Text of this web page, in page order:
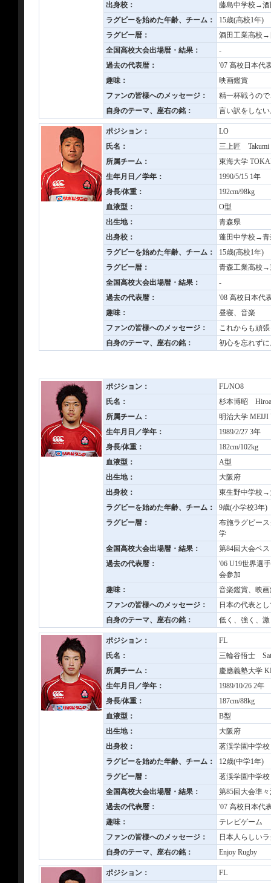
出身校：
藤島中学校→
ラグビーを始めた年齢、チーム：
15歳(高校1年)
ラグビー暦：
酒田工業高校→
全国高校大会出場暦・結果：
-
過去の代表暦：
'07 高校日本代
趣味：
映画鑑賞
ファンの皆様へのメッセージ：
精一杯戦うの
自身のテーマ、座右の銘：
言い訳をしな
ポジション：
LO
氏名：
三上匠
所属チーム：
東海大学
生年月日／学年：
1990/5/15 1年
身長/体重：
192cm/98kg
血液型：
O型
出生地：
青森県
出身校：
蓬田中学校→
ラグビーを始めた年齢、チーム：
15歳(高校1年)
ラグビー暦：
青森工業高校→
全国高校大会出場暦・結果：
-
過去の代表暦：
'08 高校日本代
趣味：
昼寝、音楽
ファンの皆様へのメッセージ：
これからも頑
自身のテーマ、座右の銘：
初心を忘れず
ポジション：
FL/NO8
氏名：
杉本博昭
所属チーム：
明治大学 MEIJI
生年月日／学年：
1989/2/27 3年
身長/体重：
182cm/102kg
血液型：
A型
出生地：
大阪府
出身校：
東生野中学校
ラグビーを始めた年齢、チーム：
9歳(小学校3年
ラグビー暦：
布施ラグビー
学
全国高校大会出場暦・結果：
第84回大会ベ
過去の代表暦：
'06 U19世界選
会参加
趣味：
音楽鑑賞、映
ファンの皆様へのメッセージ：
日本の代表と
自身のテーマ、座右の銘：
低く、強く、
ポジション：
FL
氏名：
三輪谷悟士
所属チーム：
慶應義塾大学
生年月日／学年：
1989/10/26 2年
身長/体重：
187cm/88kg
血液型：
B型
出生地：
大阪府
出身校：
茗渓学園中学
ラグビーを始めた年齢、チーム：
12歳(中学1年)
ラグビー暦：
茗渓学園中学
全国高校大会出場暦・結果：
第85回大会準
過去の代表暦：
'07 高校日本代
趣味：
テレビゲーム
ファンの皆様へのメッセージ：
日本人らしい
自身のテーマ、座右の銘：
Enjoy Rugby
ポジション：
FL